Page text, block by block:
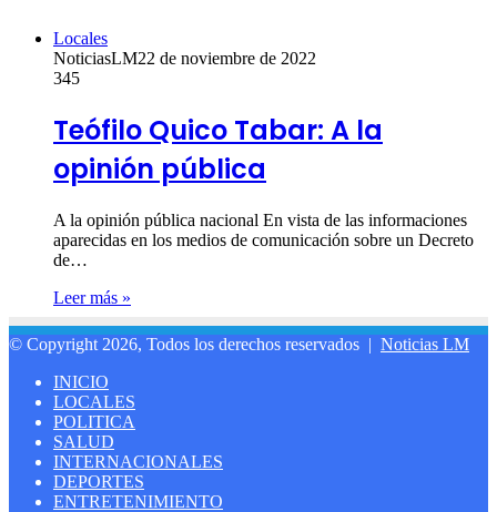
Locales
NoticiasLM22 de noviembre de 2022
345
Teófilo Quico Tabar: A la
opinión pública
A la opinión pública nacional En vista de las informaciones
aparecidas en los medios de comunicación sobre un Decreto
de…
Leer más »
© Copyright 2026, Todos los derechos reservados | Noticias LM
INICIO
LOCALES
POLITICA
SALUD
INTERNACIONALES
DEPORTES
ENTRETENIMIENTO